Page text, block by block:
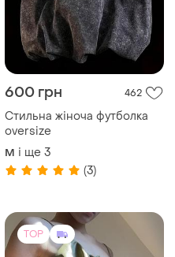
600 грн 462
Стильна жіноча футболка
oversize
M
TOP